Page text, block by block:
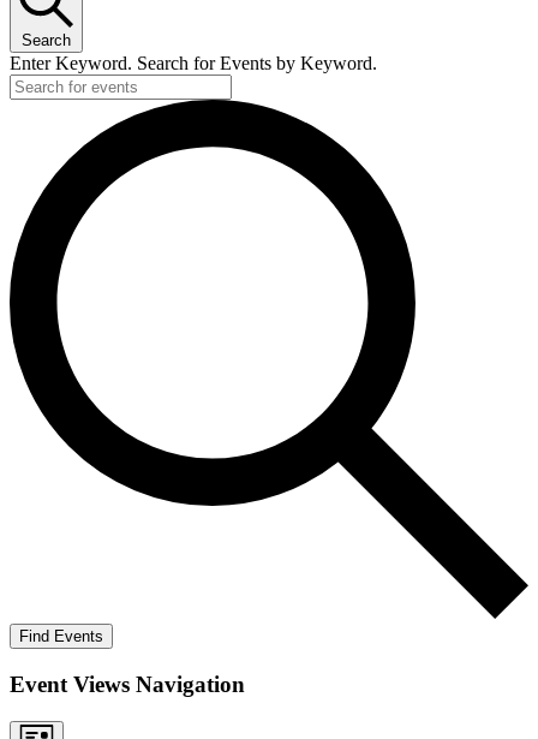
Search
Enter Keyword. Search for Events by Keyword.
Find Events
Event Views Navigation